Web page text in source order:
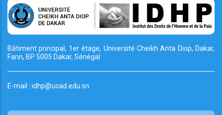
Bâtiment principal, 1er étage, Université CheikhAnta Diop, Dakar,
Fann, BP 5005 Dakar, Sénégal
E-mail : idhp@ucad.edu.sn